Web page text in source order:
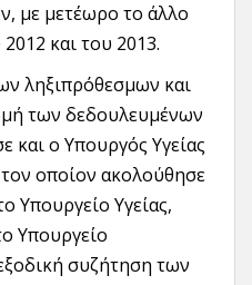
με μετέωρο το άλλο
και του 2013.
ληξιπρόθεσμων και
των δεδουλευμένων
ο Υπουργός Υγείας
οποίον ακολούθησε
Υπουργείο Υγείας,
Υπουργείο
συζήτηση των